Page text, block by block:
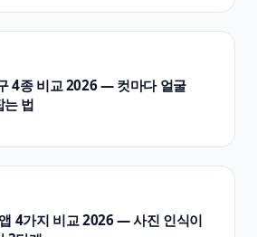
4종 비교 2026 — 컷마다 얼굴
는 법
4가지 비교 2026 — 사진 인식이